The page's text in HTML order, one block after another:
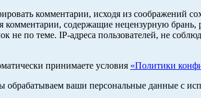
комментарии, исходя из соображений
комментарии, содержащие нецензурную
не по теме. IP-адреса пользователей, не
принимаете условия «Политики
обрабатываем ваши персональные данные с